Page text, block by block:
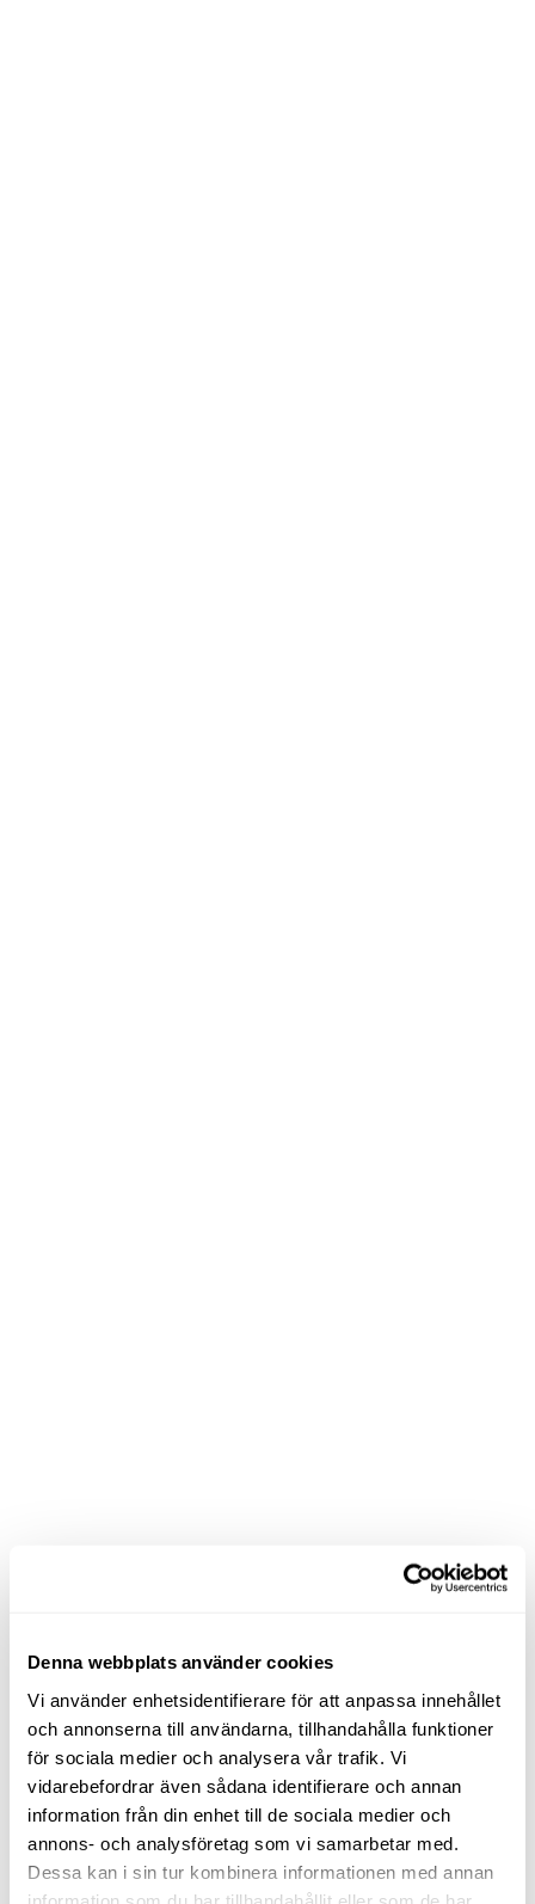
Denna webbplats använder cookies
Vi använder enhetsidentifierare för att anpassa innehållet
och annonserna till användarna, tillhandahålla funktioner
för sociala medier och analysera vår trafik. Vi
vidarebefordrar även sådana identifierare och annan
information från din enhet till de sociala medier och
annons- och analysföretag som vi samarbetar med.
Dessa kan i sin tur kombinera informationen med annan